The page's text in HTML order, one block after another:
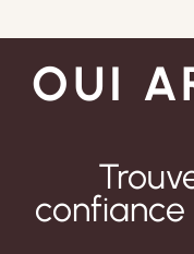
OUI
confiance